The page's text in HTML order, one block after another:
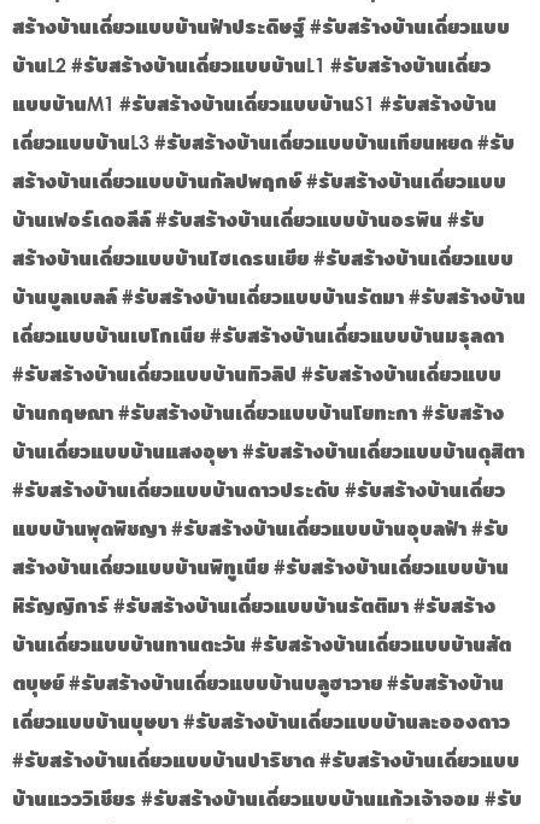
สร้างบ้านเดี่ยวแบบบ้านฟ้าประดิษฐ์ #รับสร้างบ้านเดี่ยวแบบ
บ้านL2 #รับสร้างบ้านเดี่ยวแบบบ้านL1 #รับสร้างบ้านเดี่ยว
แบบบ้านM1 #รับสร้างบ้านเดี่ยวแบบบ้านS1 #รับสร้างบ้าน
เดี่ยวแบบบ้านL3 #รับสร้างบ้านเดี่ยวแบบบ้านเทียนหยด #รับ
สร้างบ้านเดี่ยวแบบบ้านกัลปพฤกษ์ #รับสร้างบ้านเดี่ยวแบบ
บ้านเฟอร์เดอลีล์ #รับสร้างบ้านเดี่ยวแบบบ้านอรพิน #รับ
สร้างบ้านเดี่ยวแบบบ้านไฮเดรนเยีย #รับสร้างบ้านเดี่ยวแบบ
บ้านบูลเบลล์ #รับสร้างบ้านเดี่ยวแบบบ้านรัตมา #รับสร้างบ้าน
เดี่ยวแบบบ้านเบโกเนีย #รับสร้างบ้านเดี่ยวแบบบ้านมธุลดา
#รับสร้างบ้านเดี่ยวแบบบ้านทิวลิป #รับสร้างบ้านเดี่ยวแบบ
บ้านกฤษณา #รับสร้างบ้านเดี่ยวแบบบ้านโยทะกา #รับสร้าง
บ้านเดี่ยวแบบบ้านแสงอุษา #รับสร้างบ้านเดี่ยวแบบบ้านดุสิตา
#รับสร้างบ้านเดี่ยวแบบบ้านดาวประดับ #รับสร้างบ้านเดี่ยว
แบบบ้านพุดพิชญา #รับสร้างบ้านเดี่ยวแบบบ้านอุบลฟ้า #รับ
สร้างบ้านเดี่ยวแบบบ้านพิทูเนีย #รับสร้างบ้านเดี่ยวแบบบ้าน
หิรัญญิการ์ #รับสร้างบ้านเดี่ยวแบบบ้านรัตติมา #รับสร้าง
บ้านเดี่ยวแบบบ้านทานตะวัน #รับสร้างบ้านเดี่ยวแบบบ้านสัต
ตบุษย์ #รับสร้างบ้านเดี่ยวแบบบ้านบลูฮาวาย #รับสร้างบ้าน
เดี่ยวแบบบ้านบุษบา #รับสร้างบ้านเดี่ยวแบบบ้านละอองดาว
#รับสร้างบ้านเดี่ยวแบบบ้านปาริชาด #รับสร้างบ้านเดี่ยวแบบ
บ้านแวววิเชียร #รับสร้างบ้านเดี่ยวแบบบ้านแก้วเจ้าจอม #รับ